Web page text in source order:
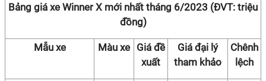
Bảng giá xe Winner X mới nhất tháng 6/2023 (ĐVT: triệu
đồng)
Mẫu xe Màu xe Giá đề
xuất
Giá đại lý
tham khảo
Chênh
lệch